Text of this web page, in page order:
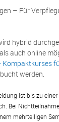
– Für
hybrid
auch online
Kompaktkurses
werden.
ist bis zu
Bei
mehrteiligen